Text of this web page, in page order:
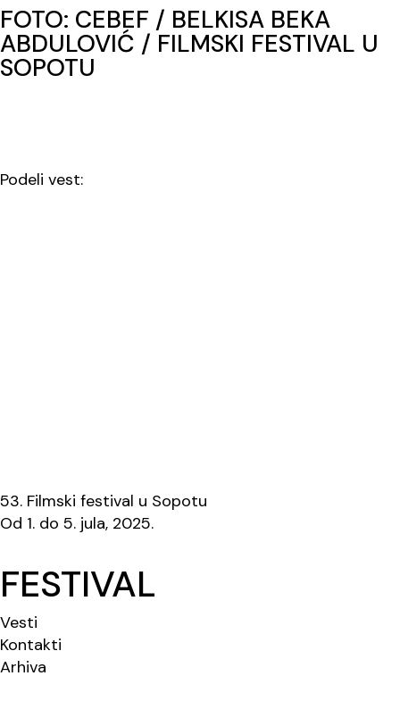
FOTO: CEBEF / BELKISA BEKA
ABDULOVIĆ / FILMSKI FESTIVAL U
SOPOTU
Podeli vest:
53. Filmski festival u Sopotu
Od 1. do 5. jula, 2025.
FESTIVAL
Vesti
Kontakti
Arhiva